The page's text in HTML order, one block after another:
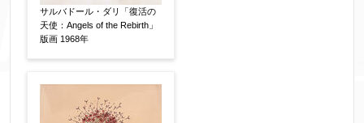
サルバドール・ダリ「復活の
天使：Angels of the Rebirth」
版画 1968年